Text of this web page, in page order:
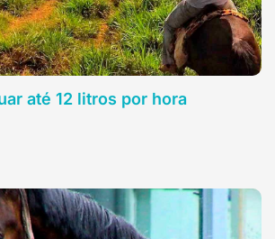
até 12 litros por hora